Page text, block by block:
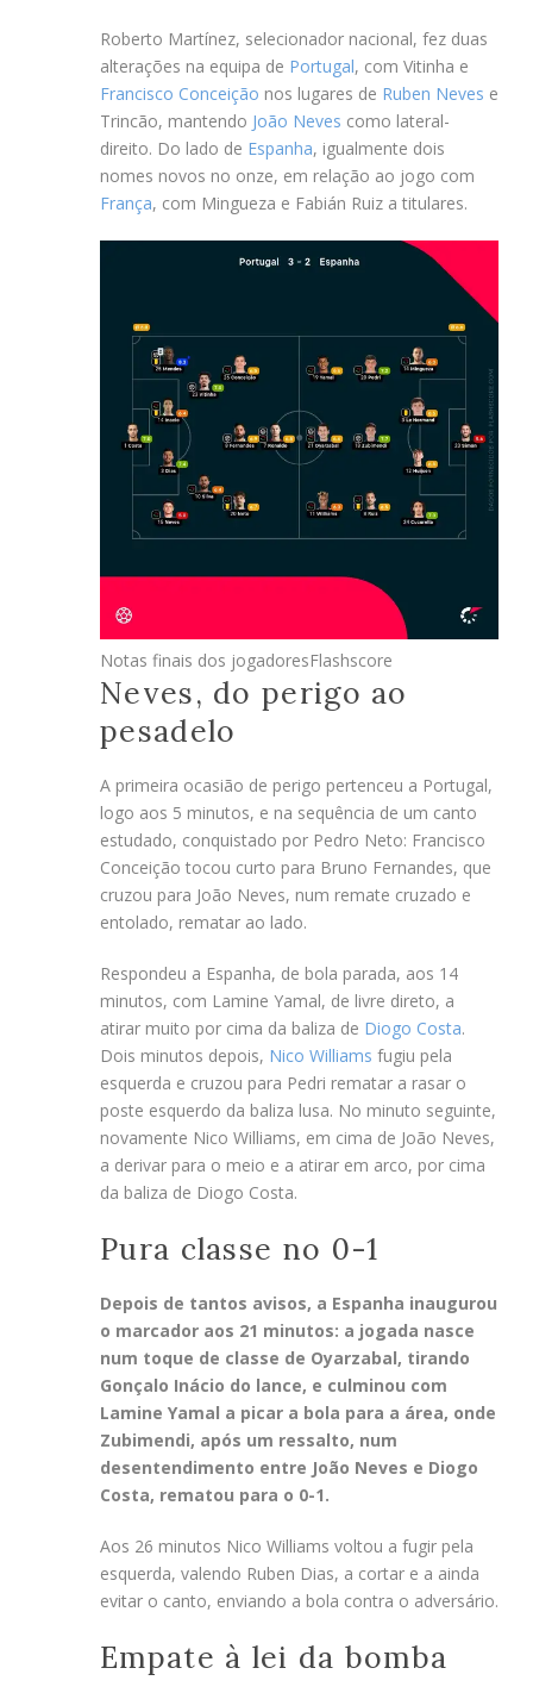
Roberto Martínez, selecionador nacional, fez duas
alterações na equipa de Portugal, com Vitinha e
Francisco Conceição nos lugares de Ruben Neves e
Trincão, mantendo João Neves como lateral-
direito. Do lado de Espanha, igualmente dois
nomes novos no onze, em relação ao jogo com
França, com Mingueza e Fabián Ruiz a titulares.
Notas finais dos jogadoresFlashscore
Neves, do perigo ao
pesadelo
A primeira ocasião de perigo pertenceu a Portugal,
logo aos 5 minutos, e na sequência de um canto
estudado, conquistado por Pedro Neto: Francisco
Conceição tocou curto para Bruno Fernandes, que
cruzou para João Neves, num remate cruzado e
entolado, rematar ao lado.
Respondeu a Espanha, de bola parada, aos 14
minutos, com Lamine Yamal, de livre direto, a
atirar muito por cima da baliza de Diogo Costa.
Dois minutos depois, Nico Williams fugiu pela
esquerda e cruzou para Pedri rematar a rasar o
poste esquerdo da baliza lusa. No minuto seguinte,
novamente Nico Williams, em cima de João Neves,
a derivar para o meio e a atirar em arco, por cima
da baliza de Diogo Costa.
Pura classe no 0-1
Depois de tantos avisos, a Espanha inaugurou
o marcador aos 21 minutos: a jogada nasce
num toque de classe de Oyarzabal, tirando
Gonçalo Inácio do lance, e culminou com
Lamine Yamal a picar a bola para a área, onde
Zubimendi, após um ressalto, num
desentendimento entre João Neves e Diogo
Costa, rematou para o 0-1.
Aos 26 minutos Nico Williams voltou a fugir pela
esquerda, valendo Ruben Dias, a cortar e a ainda
evitar o canto, enviando a bola contra o adversário.
Empate à lei da bomba